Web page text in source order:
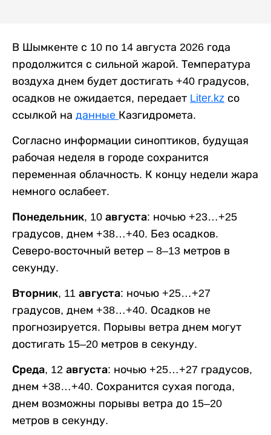
В Шымкенте с 10 по 14 августа 2026 года
продолжится с сильной жарой. Температура
воздуха днем будет достигать +40 градусов,
осадков не ожидается, передает Liter.kz со
ссылкой на данные Казгидромета.
Согласно информации синоптиков, будущая
рабочая неделя в городе сохранится
переменная облачность. К концу недели жара
немного ослабеет.
Понедельник, 10 августа: ночью +23…+25
градусов, днем +38…+40. Без осадков.
Северо-восточный ветер – 8–13 метров в
секунду.
Вторник, 11 августа: ночью +25…+27
градусов, днем +38…+40. Осадков не
прогнозируется. Порывы ветра днем могут
достигать 15–20 метров в секунду.
Среда, 12 августа: ночью +25…+27 градусов,
днем +38…+40. Сохранится сухая погода,
днем возможны порывы ветра до 15–20
метров в секунду.